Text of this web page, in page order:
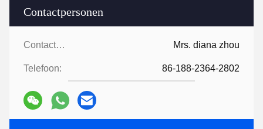
Contactpersonen
Contactpersonen: Mrs. diana zhou
Telefoon: 86-188-2364-2802